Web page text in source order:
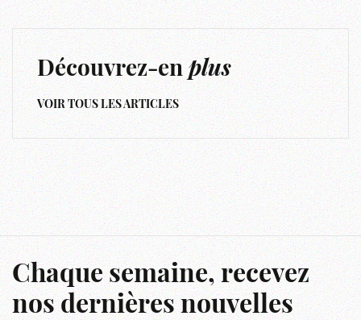
Découvrez-enplus
VOIR TOUS LES ARTICLES
Chaque semaine, recevez
nos dernières nouvelles